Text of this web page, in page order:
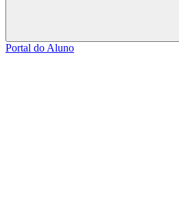
Buscar
Portal do Aluno